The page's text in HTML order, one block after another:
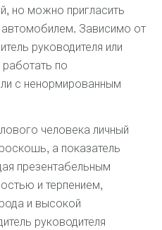
но можно пригласить
Зависимо от
руководителя или
по
с ненормированным
человека личный
а показатель
презентабельным
и терпением,
и высокой
руководителя